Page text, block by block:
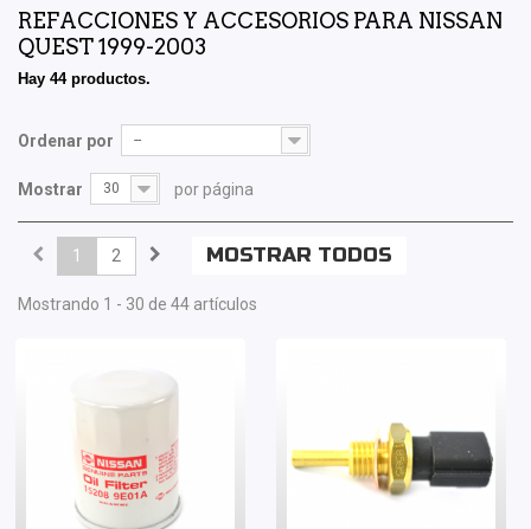
REFACCIONES Y ACCESORIOS PARA NISSAN
QUEST 1999-2003
Hay 44 productos.
Ordenar por --
Mostrar 30 por página
MOSTRAR TODOS
1 2
Mostrando 1 - 30 de 44 artículos